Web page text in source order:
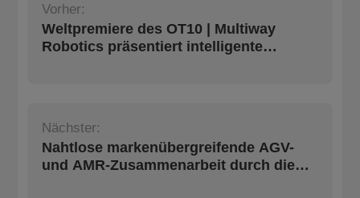
Vorher:
Weltpremiere des OT10 | Multiway
Robotics präsentiert intelligente
Nächster:
Nahtlose markenübergreifende AGV-
und AMR-Zusammenarbeit durch die